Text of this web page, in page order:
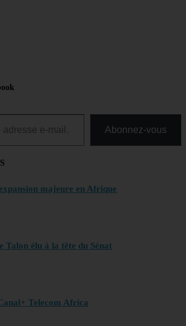
Abonnez-vous
majeure en Afrique
Talon élu à la tête du Sénat
Telecom Africa